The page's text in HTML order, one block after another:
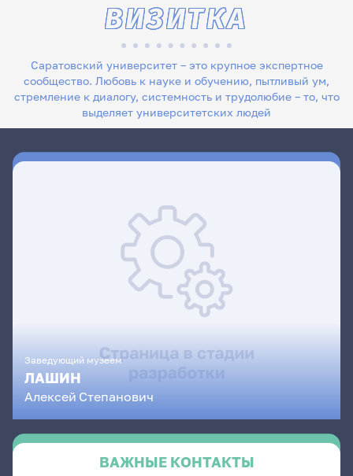
Саратовский университет – это крупное экспертное
сообщество. Любовь к науке и обучению, пытливый ум,
стремление к диалогу, системность и трудолюбие – то, что
выделяет университетских людей
ВИЗИТКА
Заведующий музеем
ЛАШИН
Алексей Степанович
ВАЖНЫЕ КОНТАКТЫ